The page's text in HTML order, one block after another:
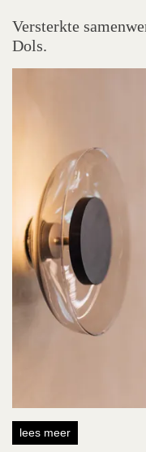
Versterkte
Dols.
lees meer